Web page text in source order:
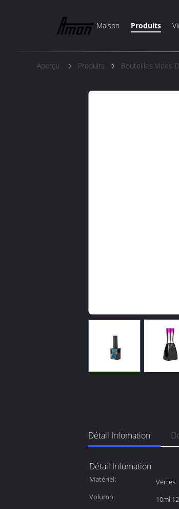
Maison Produits
Aperçu Produits Bouteilles Vides
Détail Infomation
Détail Infomation
Matériel: Verres
Volumn:
10ml